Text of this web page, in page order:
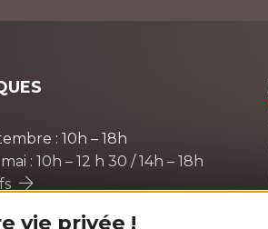
vie privée !
: 10h – 18h
: 10h – 12 h 30 / 14h – 18h